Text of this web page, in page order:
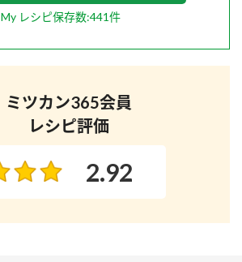
My レシピ保存数:441件
ミツカン365会員
レシピ評価
2.92